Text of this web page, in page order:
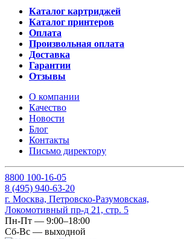
Каталог картриджей
Каталог принтеров
Оплата
Произвольная оплата
Доставка
Гарантии
Отзывы
О компании
Качество
Новости
Блог
Контакты
Письмо директору
8800 100-16-05
8 (495) 940-63-20
г. Москва, Петровско-Разумовская,
Локомотивный пр-д 21, стр. 5
Пн-Пт — 9:00–18:00
Сб-Вс — выходной